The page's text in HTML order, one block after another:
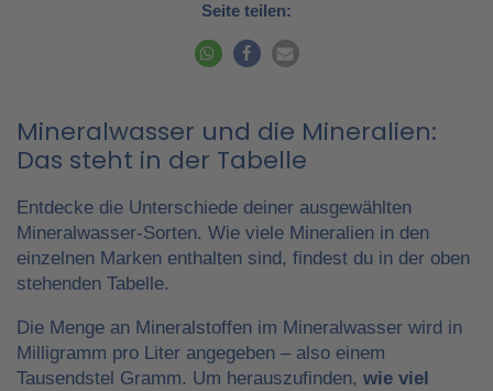
Seite teilen:
Mineralwasser und die Mineralien:
Das steht in der Tabelle
Entdecke die Unterschiede deiner ausgewählten
Mineralwasser-Sorten. Wie viele Mineralien in den
einzelnen Marken enthalten sind, findest du in der oben
stehenden Tabelle.
Die Menge an Mineralstoffen im Mineralwasser wird in
Milligramm pro Liter angegeben – also einem
Tausendstel Gramm. Um herauszufinden, wie viel